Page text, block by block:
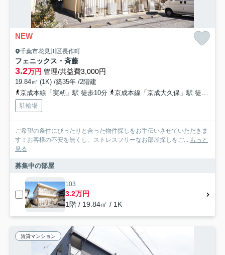
NEW
千葉市花見川区長作町
フェニックス・斉藤
3.2万円 管理/共益費3,000円
19.84㎡ (1K) /築35年 /2階建
京成本線「実籾」駅 徒歩10分
京成本線「京成大久保」駅 徒歩33分
駐輪場
ご希望の条件にぴったりと合った物件探しをお手伝いさせていただきま
す！お客様の不安を無くし、ストレスフリーなお部屋探しをご... もっと
見る
募集中の部屋
103
3.2万円
1階 / 19.84㎡ / 1K
賃貸マンション